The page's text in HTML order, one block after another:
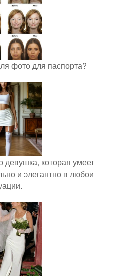
фото для паспорта?
девушка, которая умеет
и элегантно в любои